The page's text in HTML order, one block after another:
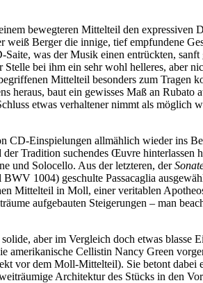
bewegteren Mittelteil den expressiven
Berger die innige, tief empfundene
was der Musik einen entrückten,
bei ihm ein sehr wohl helleres, aber
Mittelteil besonders zum Tragen
heraus, baut ein gewisses Maß an Rubato
etwas verhaltener nimmt als möglich
CD-Einspielungen allmählich wieder ins
Tradition suchendes Œuvre hinterlassen
und Solocello. Aus der letzteren, der
1004) geschulte Passacaglia
Mittelteil in Moll, einer veritablen
aufgebauten Steigerungen – man
aber im Vergleich doch etwas blasse
amerikanische Cellistin Nancy Green
vor dem Moll-Mittelteil). Sie betont
Architektur des Stücks in den